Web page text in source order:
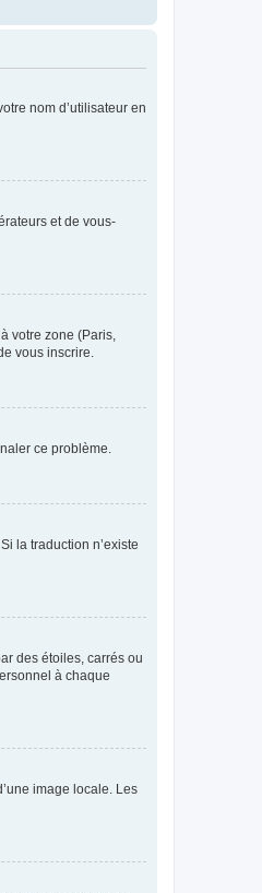
nom d’utilisateur en
et de vous-
votre zone (Paris,
vous inscrire.
ce problème.
la traduction n’existe
des étoiles, carrés ou
à chaque
image locale. Les